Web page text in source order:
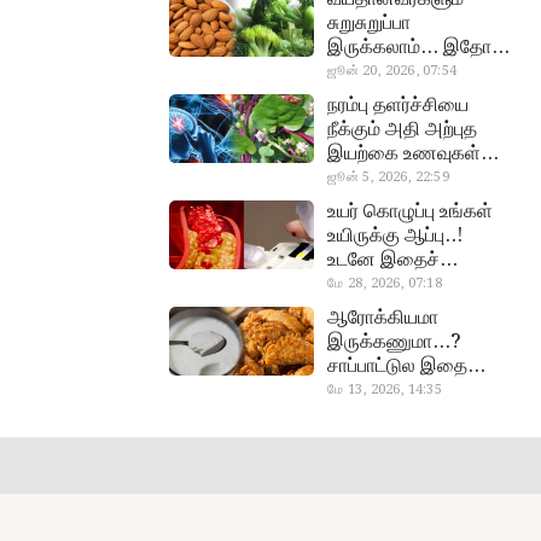
சுறுசுறுப்பா
இருக்கலாம்… இதோ
சூப்பர் உணவுகள்!
ஜூன் 20, 2026, 07:54
chi,
pasalaikeerai
நரம்பு தளர்ச்சியை
நீக்கும் அதி அற்புத
இயற்கை உணவுகள்…
தவற விட்டுறாதீங்க!
ஜூன் 5, 2026, 22:59
உயர் கொழுப்பு உங்கள்
உயிருக்கு ஆப்பு..!
உடனே இதைச்
செய்யுங்க!
மே 28, 2026, 07:18
ஆரோக்கியமா
இருக்கணுமா…?
சாப்பாட்டுல இதை
எல்லாம்
மே 13, 2026, 14:35